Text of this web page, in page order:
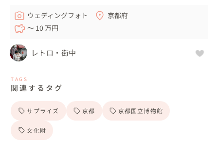
ウェディングフォト
京都府
〜 10 万円
レトロ・街中
TAGS
関連するタグ
サプライズ 京都 京都国立博物館
文化財